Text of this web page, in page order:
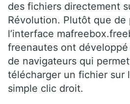
des fichiers directement
Révolution. Plutôt que de
l’interface
freenautes ont
de navigateurs qui
télécharger un fichier sur
simple clic droit.